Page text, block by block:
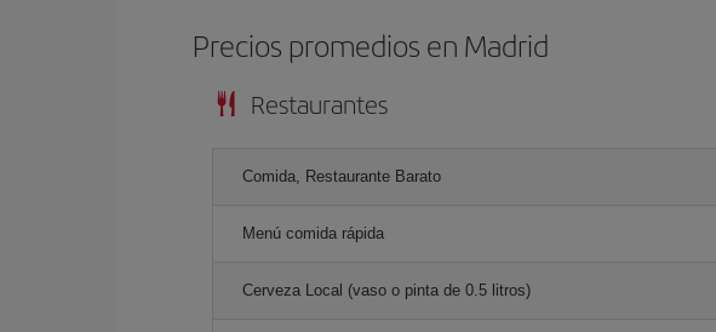
Precios promedios en Madrid
Restaurantes
Comida, Restaurante Barato
Menú comida rápida
Cerveza Local (vaso o pinta de 0.5 litros)